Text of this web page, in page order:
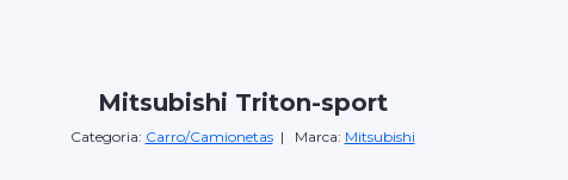
Mitsubishi Triton-sport
Categoria: Carro/Camionetas| Marca: Mitsubishi